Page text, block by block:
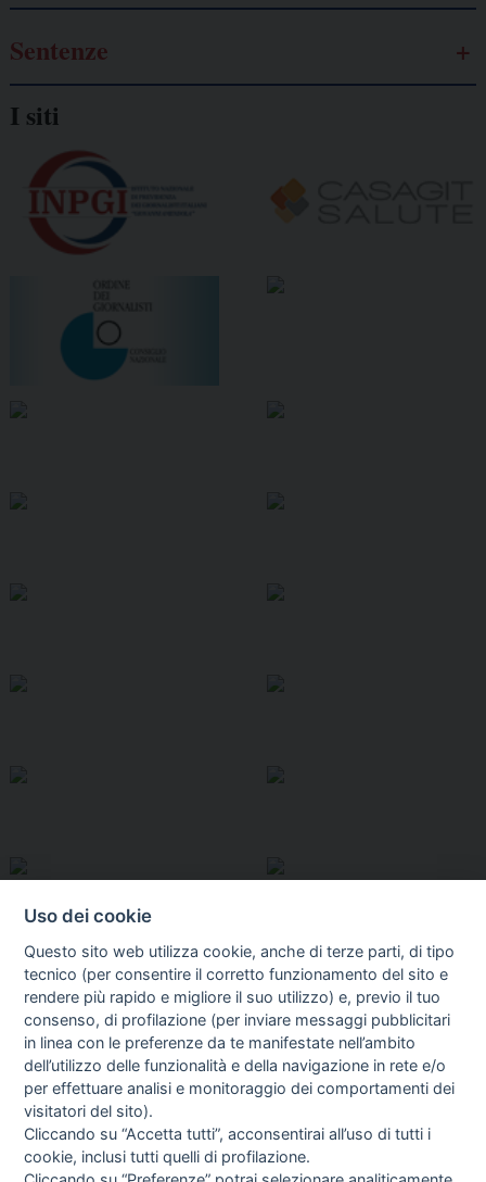
Sentenze
I siti
I libri Vedi tutti
Uso dei cookie
Questo sito web utilizza cookie, anche di terze parti, di tipo
tecnico (per consentire il corretto funzionamento del sito e
rendere più rapido e migliore il suo utilizzo) e, previo il tuo
consenso, di profilazione (per inviare messaggi pubblicitari
in linea con le preferenze da te manifestate nell’ambito
dell’utilizzo delle funzionalità e della navigazione in rete e/o
per effettuare analisi e monitoraggio dei comportamenti dei
visitatori del sito).
Cliccando su “Accetta tutti”, acconsentirai all’uso di tutti i
cookie, inclusi tutti quelli di profilazione.